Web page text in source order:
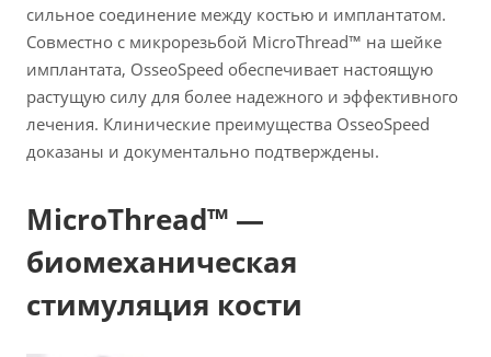
сильное соединение между костью и имплантатом.
Совместно с микрорезьбой MicroThread™ на шейке
имплантата, OsseoSpeed обеспечивает настоящую
растущую силу для более надежного и эффективного
лечения. Клинические преимущества OsseoSpeed
доказаны и документально подтверждены.
MicroThread™ —
биомеханическая
стимуляция кости